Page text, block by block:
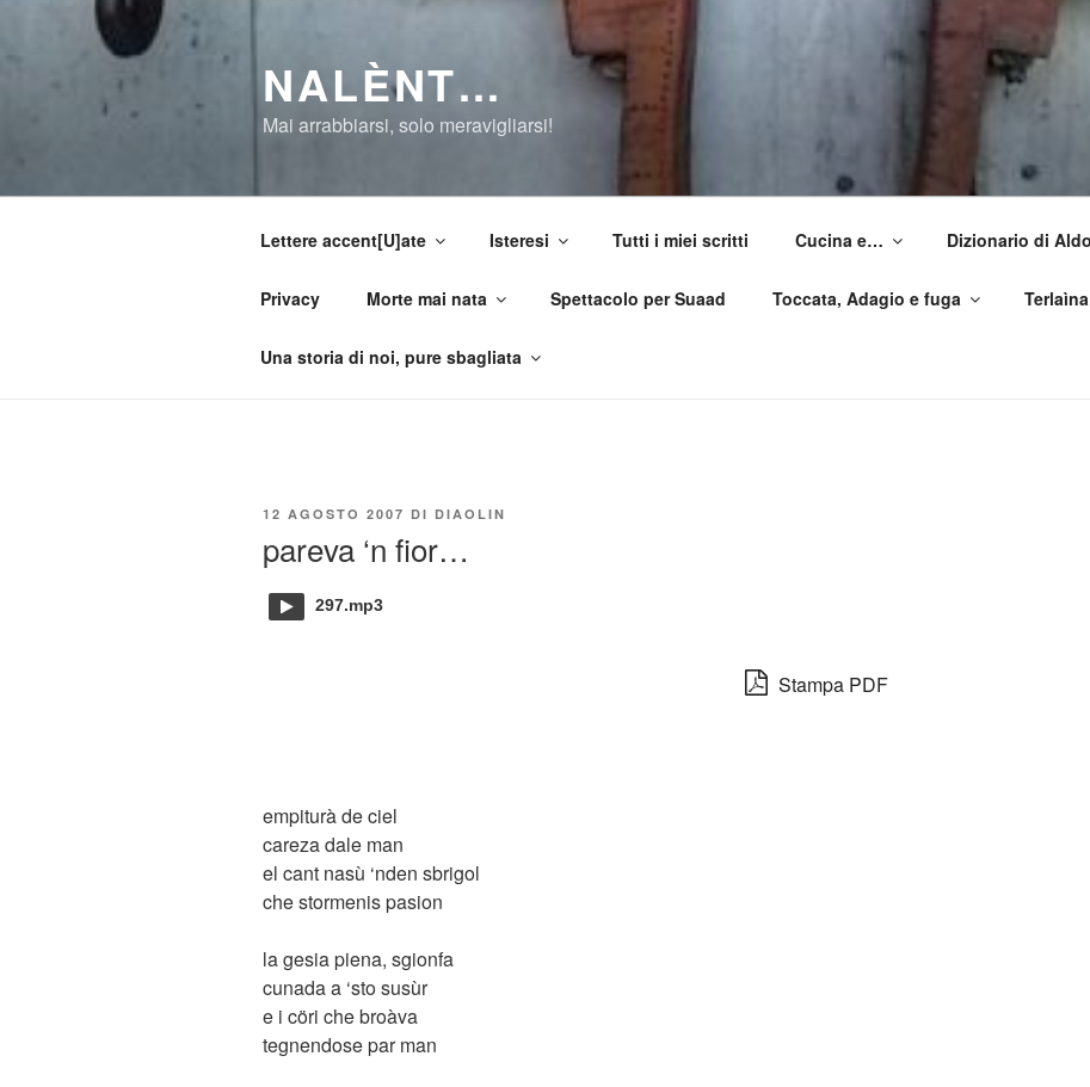
NALÈNT…
Mai arrabbiarsi, solo meravigliarsi!
Lettere accent[U]ate Isteresi Tutti i miei scritti Cucina e… Dizionario di
Privacy Morte mai nata Spettacolo per Suaad Toccata, Adagio e fuga
Una storia di noi, pure sbagliata
PUBBLICATO
12 AGOSTO 2007 DI DIAOLIN
pareva ‘n fior…
297.mp3
Stampa PDF
empiturà de ciel
careza dale man
el cant nasù ‘nden sbrigol
che stormenis pasion
la gesia piena, sgionfa
cunada a ‘sto susùr
e i cöri che broàva
tegnendose par man